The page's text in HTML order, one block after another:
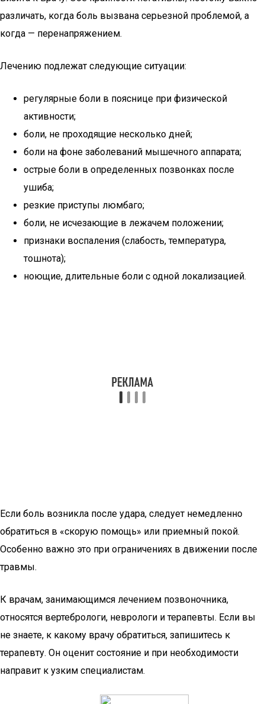
различать, когда боль вызвана серьезной проблемой, а
когда — перенапряжением.
Лечению подлежат следующие ситуации:
регулярные боли в пояснице при физической
активности;
боли, не проходящие несколько дней;
боли на фоне заболеваний мышечного аппарата;
острые боли в определенных позвонках после
ушиба;
резкие приступы люмбаго;
боли, не исчезающие в лежачем положении;
признаки воспаления (слабость, температура,
тошнота);
ноющие, длительные боли с одной локализацией.
Если боль возникла после удара, следует немедленно
обратиться в «скорую помощь» или приемный покой.
Особенно важно это при ограничениях в движении после
травмы.
К врачам, занимающимся лечением позвоночника,
относятся вертебрологи, неврологи и терапевты. Если вы
не знаете, к какому врачу обратиться, запишитесь к
терапевту. Он оценит состояние и при необходимости
направит к узким специалистам.